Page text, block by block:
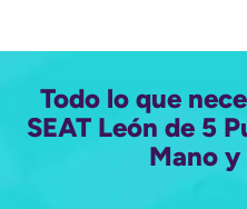
Todo lo que
SEAT León de 5
Mano